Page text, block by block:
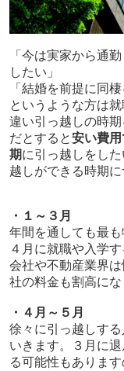
「今は実家から通
したい」
「結婚を前提に同棲
というような方は
違い引っ越しの時期
だとすると安い費
期に引っ越しをし
越しができる時期に
・１～３月
年間を通しても最も
４月に就職や入学
会社や不動産業界
社の料金も割高にな
・４月～５月
徐々に引っ越しす
いきます。３月に
る可能性もありま